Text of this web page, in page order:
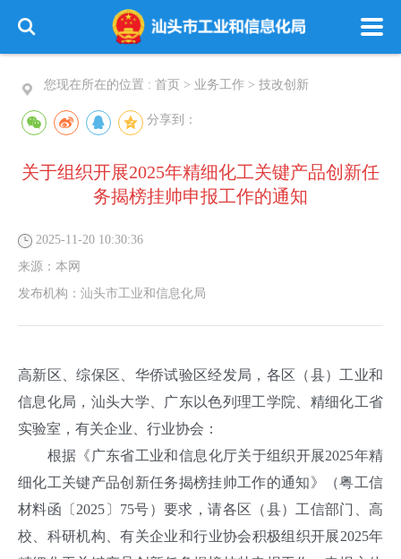
您现在所在的位置 : 首页 > 业务工作 > 技改创新
分享到：
关于组织开展2025年精细化工关键产品创新任
务揭榜挂帅申报工作的通知
2025-11-20 10:30:36
来源： 本网
发布机构： 汕头市工业和信息化局
高新区、综保区、华侨试验区经发局，各区（县）工业和
信息化局，汕头大学、广东以色列理工学院、精细化工省
实验室，有关企业、行业协会：
根据《广东省工业和信息化厅关于组织开展2025年精
细化工关键产品创新任务揭榜挂帅工作的通知》（粤工信
材料函〔2025〕75号）要求，请各区（县）工信部门、高
校、科研机构、有关企业和行业协会积极组织开展2025年